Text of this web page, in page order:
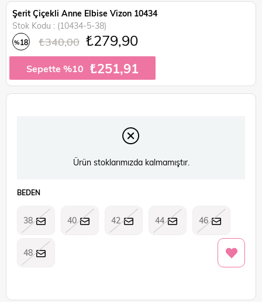
Şerit Çiçekli Anne Elbise Vizon 10434
Stok Kodu
(10434-5-38)
%18 ₺340,00 ₺279,90
Sepette %10 ₺251,91
Ürün stoklarımızda kalmamıştır.
BEDEN
38 40 42 44 46
48